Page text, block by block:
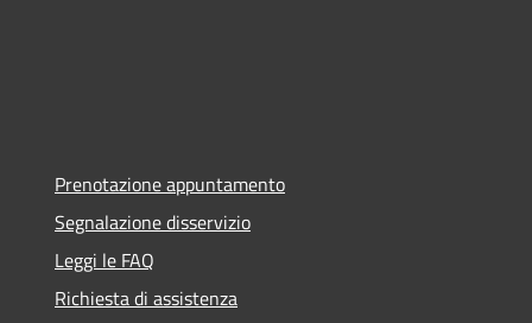
Prenotazione appuntamento
Segnalazione disservizio
Leggi le FAQ
Richiesta di assistenza